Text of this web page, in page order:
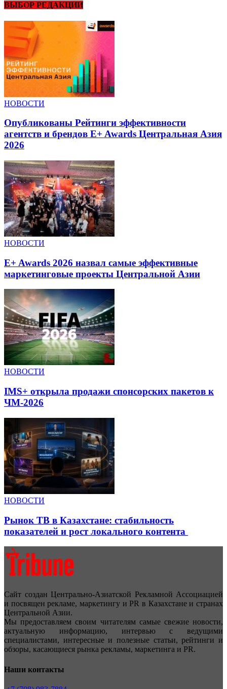
ВЫБОР РЕДАКЦИИ
НОВОСТИ
Опубликованы Рейтинги эффективности
агентств и брендов E+ Awards Центральная Азия
2026
НОВОСТИ
E+ Awards 2026 назвал самые эффективные
маркетинговые проекты Центральной Азии
НОВОСТИ
IMS+ открыла продажи спонсорских пакетов к
ЧМ-2026
НОВОСТИ
Рынок ТВ в Казахстане: стабильность
показателей и рост локального контента
Сайт создан Центрально-Азиатской Рекламной Ассоциацией
и посвящен рекламе, маркетингу и PR в Казахстане и странах
Центральной Азии.
Мы предоставляем своим читателям самые свежие новости,
актуальную информацию, интервью с ведущими
специалистами, интересные и полезные статьи, рейтинги и
обзоры, касающиеся рынка рекламы, маркетинга и PR.
Наши контакты